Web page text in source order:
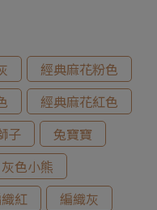
經典麻花粉色
經典麻花紅色
子
兔寶寶
灰色小熊
紅 編織灰